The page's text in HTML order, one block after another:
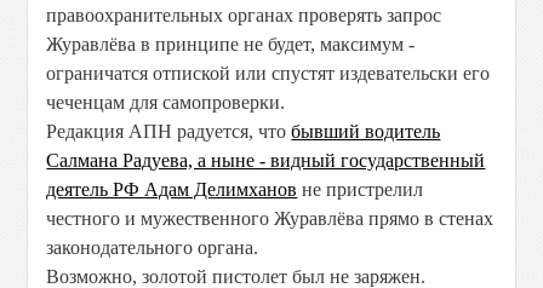
правоохранительных органах проверять запрос
Журавлёва в принципе не будет, максимум -
ограничатся отпиской или спустят издевательски его
чеченцам для самопроверки.
Редакция АПН радуется, чтобывший водитель
Салмана Радуева, а ныне - видный государственный
деятель РФ Адам Делимханов не пристрелил
честного и мужественного Журавлёва прямо в стенах
законодательного органа.
Возможно, золотой пистолет был не заряжен.